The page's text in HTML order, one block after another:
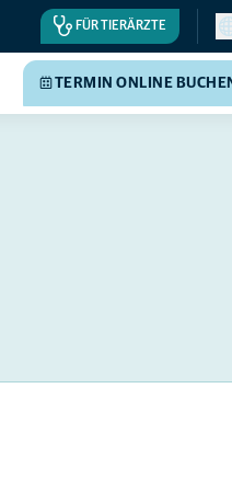
FÜR TIERÄRZTE
TERMIN ONLINE